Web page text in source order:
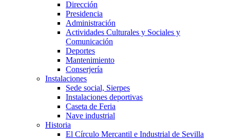
Dirección
Presidencia
Administración
Actividades Culturales y Sociales y
Comunicación
Deportes
Mantenimiento
Conserjería
Instalaciones
Sede social, Sierpes
Instalaciones deportivas
Caseta de Feria
Nave industrial
Historia
El Círculo Mercantil e Industrial de Sevilla